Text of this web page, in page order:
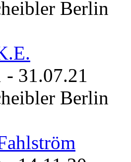
Berlin
- 31.07.21
Berlin